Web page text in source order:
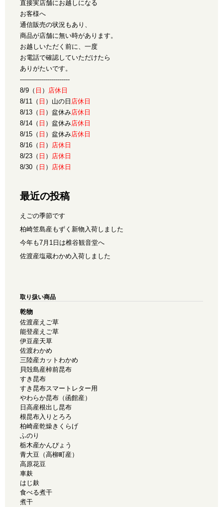
直接実店舗にお越しになる
お客様へ
通信販売の状況もあり、
商品が店舗に無い時があります。
お越しいただく前に、一度
お電話で確認していただけたら
ありがたいです。
-------------------------
8/9（ 日 ）
店休日
8/11（ 日 ）山の日 店休日
8/13（ 日 ）盆休み店休日
8/14（ 日 ）盆休み店休日
8/15（ 日 ）盆休み店休日
8/16（ 日 ）
店休日
8/23（ 日 ）
店休日
8/30（ 日 ） 店休日
最近の投稿
えごの季節です
柏崎笠島産もずく新物入荷しました
今年も7月1日は椎谷観音堂へ
佐渡産塩蔵わかめ入荷しました
取り扱い商品
乾物
佐渡産えご草
能登産えご草
伊豆産天草
佐渡わかめ
三陸産カットわかめ
貝殻島産棹前昆布
すき昆布
すき昆布スマートレター用
やわらか昆布（函館産）
日高産根出し昆布
根昆布入りとろろ
柏崎産乾燥きくらげ
ふのり
栃木産かんぴょう
青大豆（高柳町産）
高原花豆
車麸
はじ麸
食べる煮干
煮干